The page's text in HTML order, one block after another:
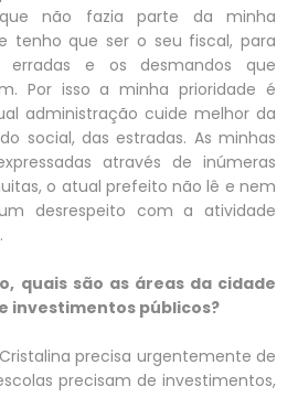
não fazia parte da minha
tenho que ser o seu fiscal, para
erradas e os desmandos que
Por isso a minha prioridade é
administração cuide melhor da
social, das estradas. As minhas
através de inúmeras
o atual prefeito não lê e nem
desrespeito com a atividade
quais são as áreas da cidade
investimentos públicos?
precisa urgentemente de
precisam de investimentos,